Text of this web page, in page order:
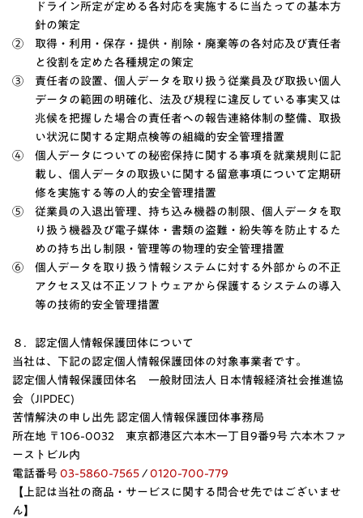
ドライン所定が定める各対応を実施するに当たっての基本方
針の策定
②
取得・利用・保存・提供・削除・廃棄等の各対応及び責任者
と役割を定めた各種規定の策定
③
責任者の設置、個人データを取り扱う従業員及び取扱い個人
データの範囲の明確化、法及び規程に違反している事実又は
兆候を把握した場合の責任者への報告連絡体制の整備、取扱
い状況に関する定期点検等の組織的安全管理措置
④
個人データについての秘密保持に関する事項を就業規則に記
載し、個人データの取扱いに関する留意事項について定期研
修を実施する等の人的安全管理措置
⑤
従業員の入退出管理、持ち込み機器の制限、個人データを取
り扱う機器及び電子媒体・書類の盗難・紛失等を防止するた
めの持ち出し制限・管理等の物理的安全管理措置
⑥
個人データを取り扱う情報システムに対する外部からの不正
アクセス又は不正ソフトウェアから保護するシステムの導入
等の技術的安全管理措置
８．認定個人情報保護団体について
当社は、下記の認定個人情報保護団体の対象事業者です。
認定個人情報保護団体名 一般財団法人 日本情報経済社会推進協
会（JIPDEC)
苦情解決の申し出先 認定個人情報保護団体事務局
所在地 〒106-0032 東京都港区六本木一丁目9番9号 六本木ファ
ーストビル内
電話番号 03-5860-7565 / 0120-700-779
【上記は当社の商品・サービスに関する問合せ先ではございませ
ん】